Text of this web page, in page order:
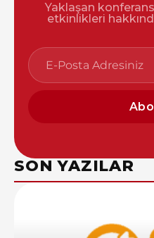
Yaklaşan
etkinlikleri
SON YAZILAR